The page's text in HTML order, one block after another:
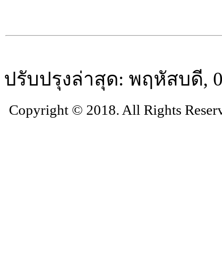
ปรับปรุงล่าสุด: พฤหัสบดี,
Copyright © 2018. All Rights